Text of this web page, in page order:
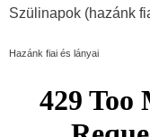
Szülinapok (hazánk
Hazánk fiai és lányai